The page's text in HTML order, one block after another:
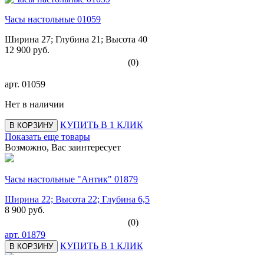
Часы настольные 01059
Ширина 27; Глубина 21; Высота 40
12 900 руб.
(0)
арт. 01059
Нет в наличии
В КОРЗИНУ
КУПИТЬ В 1 КЛИК
Показать еще товары
Возможно, Вас заинтересует
Часы настольные "Антик" 01879
Ширина 22; Высота 22; Глубина 6,5
8 900 руб.
(0)
арт. 01879
В КОРЗИНУ КУПИТЬ В 1 КЛИК